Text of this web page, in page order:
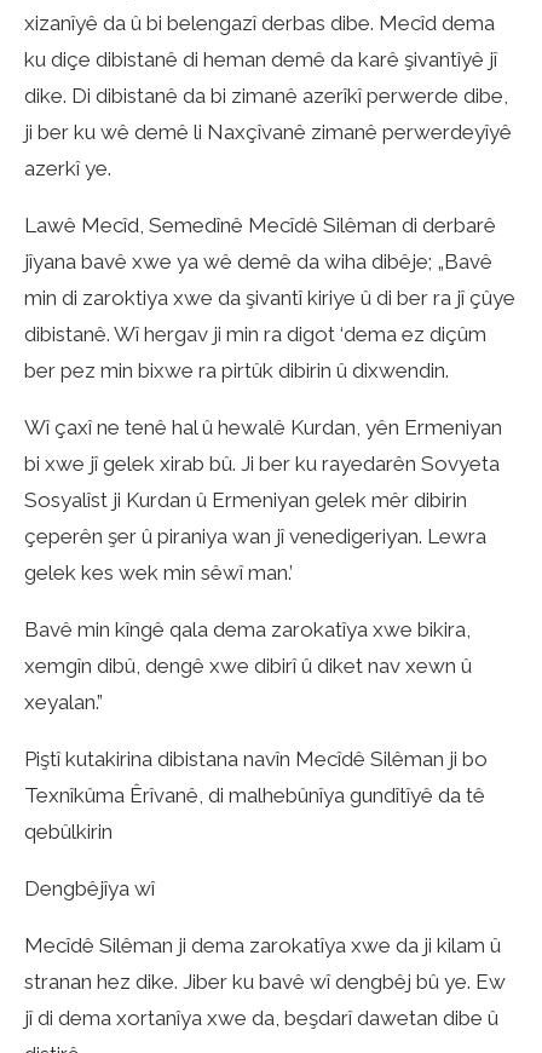
xizanîyê da û bi belengazî derbas dibe. Mecîd dema
ku diçe dibistanê di heman demê da karê şivantîyê jî
dike. Di dibistanê da bi zimanê azerîkî perwerde dibe,
ji ber ku wê demê li Naxçîvanê zimanê perwerdeyîyê
azerkî ye.
Lawê Mecîd, Semedînê Mecîdê Silêman di derbarê
jîyana bavê xwe ya wê demê da wiha dibêje; „Bavê
min di zaroktiya xwe da şivantî kiriye û di ber ra jî çûye
dibistanê. Wî hergav ji min ra digot ‘dema ez diçûm
ber pez min bixwe ra pirtûk dibirin û dixwendin.
Wî çaxî ne tenê hal û hewalê Kurdan, yên Ermeniyan
bi xwe jî gelek xirab bû. Ji ber ku rayedarên Sovyeta
Sosyalîst ji Kurdan û Ermeniyan gelek mêr dibirin
çeperên şer û piraniya wan jî venedigeriyan. Lewra
gelek kes wek min sêwî man.’
Bavê min kîngê qala dema zarokatîya xwe bikira,
xemgîn dibû, dengê xwe dibirî û diket nav xewn û
xeyalan.”
Piştî kutakirina dibistana navîn Mecîdê Silêman ji bo
Texnîkûma Êrîvanê, di malhebûnîya gundîtîyê da tê
qebûlkirin
Dengbêjîya wî
Mecîdê Silêman ji dema zarokatîya xwe da ji kilam û
stranan hez dike. Jiber ku bavê wî dengbêj bû ye. Ew
jî di dema xortanîya xwe da, beşdarî dawetan dibe û